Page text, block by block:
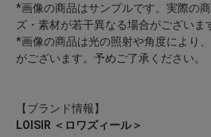
*画像の商品はサンプルです。実際の
ズ・素材が若干異なる場合がございま
*画像の商品は光の照射や角度により
がございます。予めご了承ください。
【ブランド情報】
LOISIR ＜ロワズィール＞